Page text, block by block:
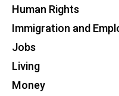
Human Rights
Immigration and
Jobs
Living
Money